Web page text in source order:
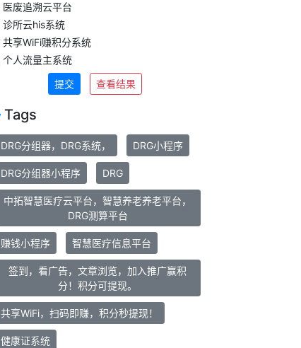
医废追溯云平台
诊所云his系统
共享WiFi赚积分系统
个人流量主系统
提交
查看结果
Tags
DRG分组器，DRG系统， DRG小程序
DRG分组器小程序 DRG
中拓智慧医疗云平台，智慧养老养老平台，
DRG测算平台
赚钱小程序 智慧医疗信息平台
签到，看广告，文章浏览，加入推广赢积
分！积分可提现。
共享WiFi，扫码即赚，积分秒提现！
健康证系统